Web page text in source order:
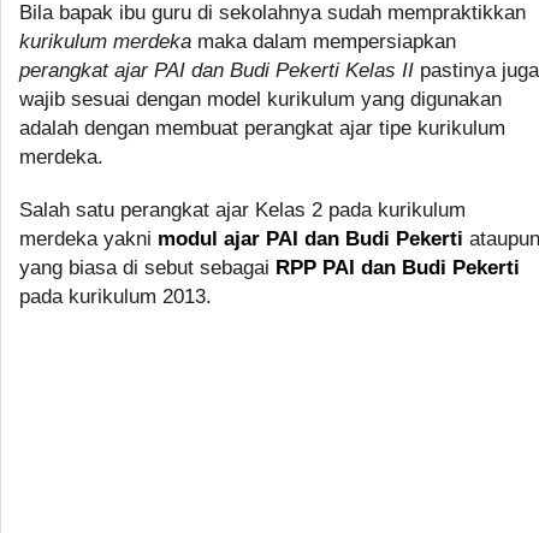
Bila bapak ibu guru di sekolahnya sudah mempraktikkan
kurikulum merdeka maka dalam mempersiapkan
perangkat ajar PAI dan Budi Pekerti Kelas II pastinya juga
wajib sesuai dengan model kurikulum yang digunakan
adalah dengan membuat perangkat ajar tipe kurikulum
merdeka.
Salah satu perangkat ajar Kelas 2 pada kurikulum
merdeka yakni modul ajar PAI dan Budi Pekerti ataupun
yang biasa di sebut sebagai RPP PAI dan Budi Pekerti
pada kurikulum 2013.